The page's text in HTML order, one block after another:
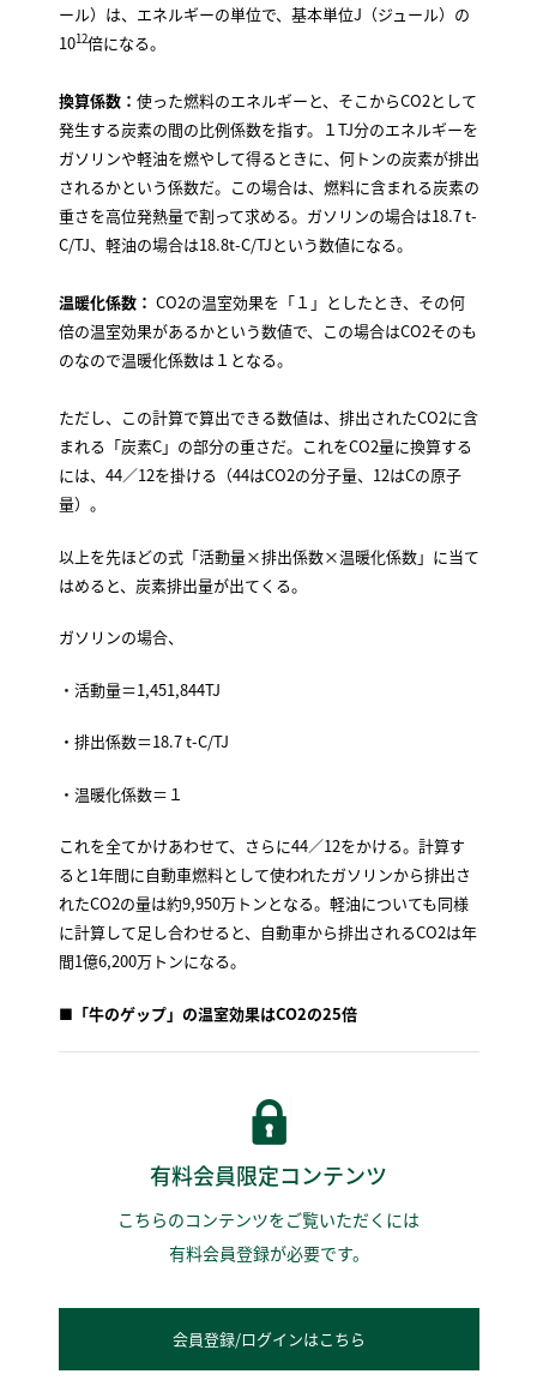
ール）は、エネルギーの単位で、基本単位J（ジュール）の
1012倍になる。
換算係数： 使った燃料のエネルギーと、そこからCO2として
発生する炭素の間の比例係数を指す。１TJ分のエネルギーを
ガソリンや軽油を燃やして得るときに、何トンの炭素が排出
されるかという係数だ。この場合は、燃料に含まれる炭素の
重さを高位発熱量で割って求める。ガソリンの場合は18.7 t-
C/TJ、軽油の場合は18.8t-C/TJという数値になる。
温暖化係数： CO2の温室効果を「１」としたとき、その何
倍の温室効果があるかという数値で、この場合はCO2そのも
のなので温暖化係数は１となる。
ただし、この計算で算出できる数値は、排出されたCO2に含
まれる「炭素C」の部分の重さだ。これをCO2量に換算する
には、44／12を掛ける（44はCO2の分子量、12はCの原子
量）。
以上を先ほどの式「活動量×排出係数×温暖化係数」に当て
はめると、炭素排出量が出てくる。
ガソリンの場合、
・活動量＝1,451,844TJ
・排出係数＝18.7 t-C/TJ
・温暖化係数＝１
これを全てかけあわせて、さらに44／12をかける。計算す
ると1年間に自動車燃料として使われたガソリンから排出さ
れたCO2の量は約9,950万トンとなる。軽油についても同様
に計算して足し合わせると、自動車から排出されるCO2は年
間1億6,200万トンになる。
■「牛のゲップ」の温室効果はCO2の25倍
有料会員限定コンテンツ
こちらのコンテンツをご覧いただくには
有料会員登録が必要です。
会員登録/ログインはこちら